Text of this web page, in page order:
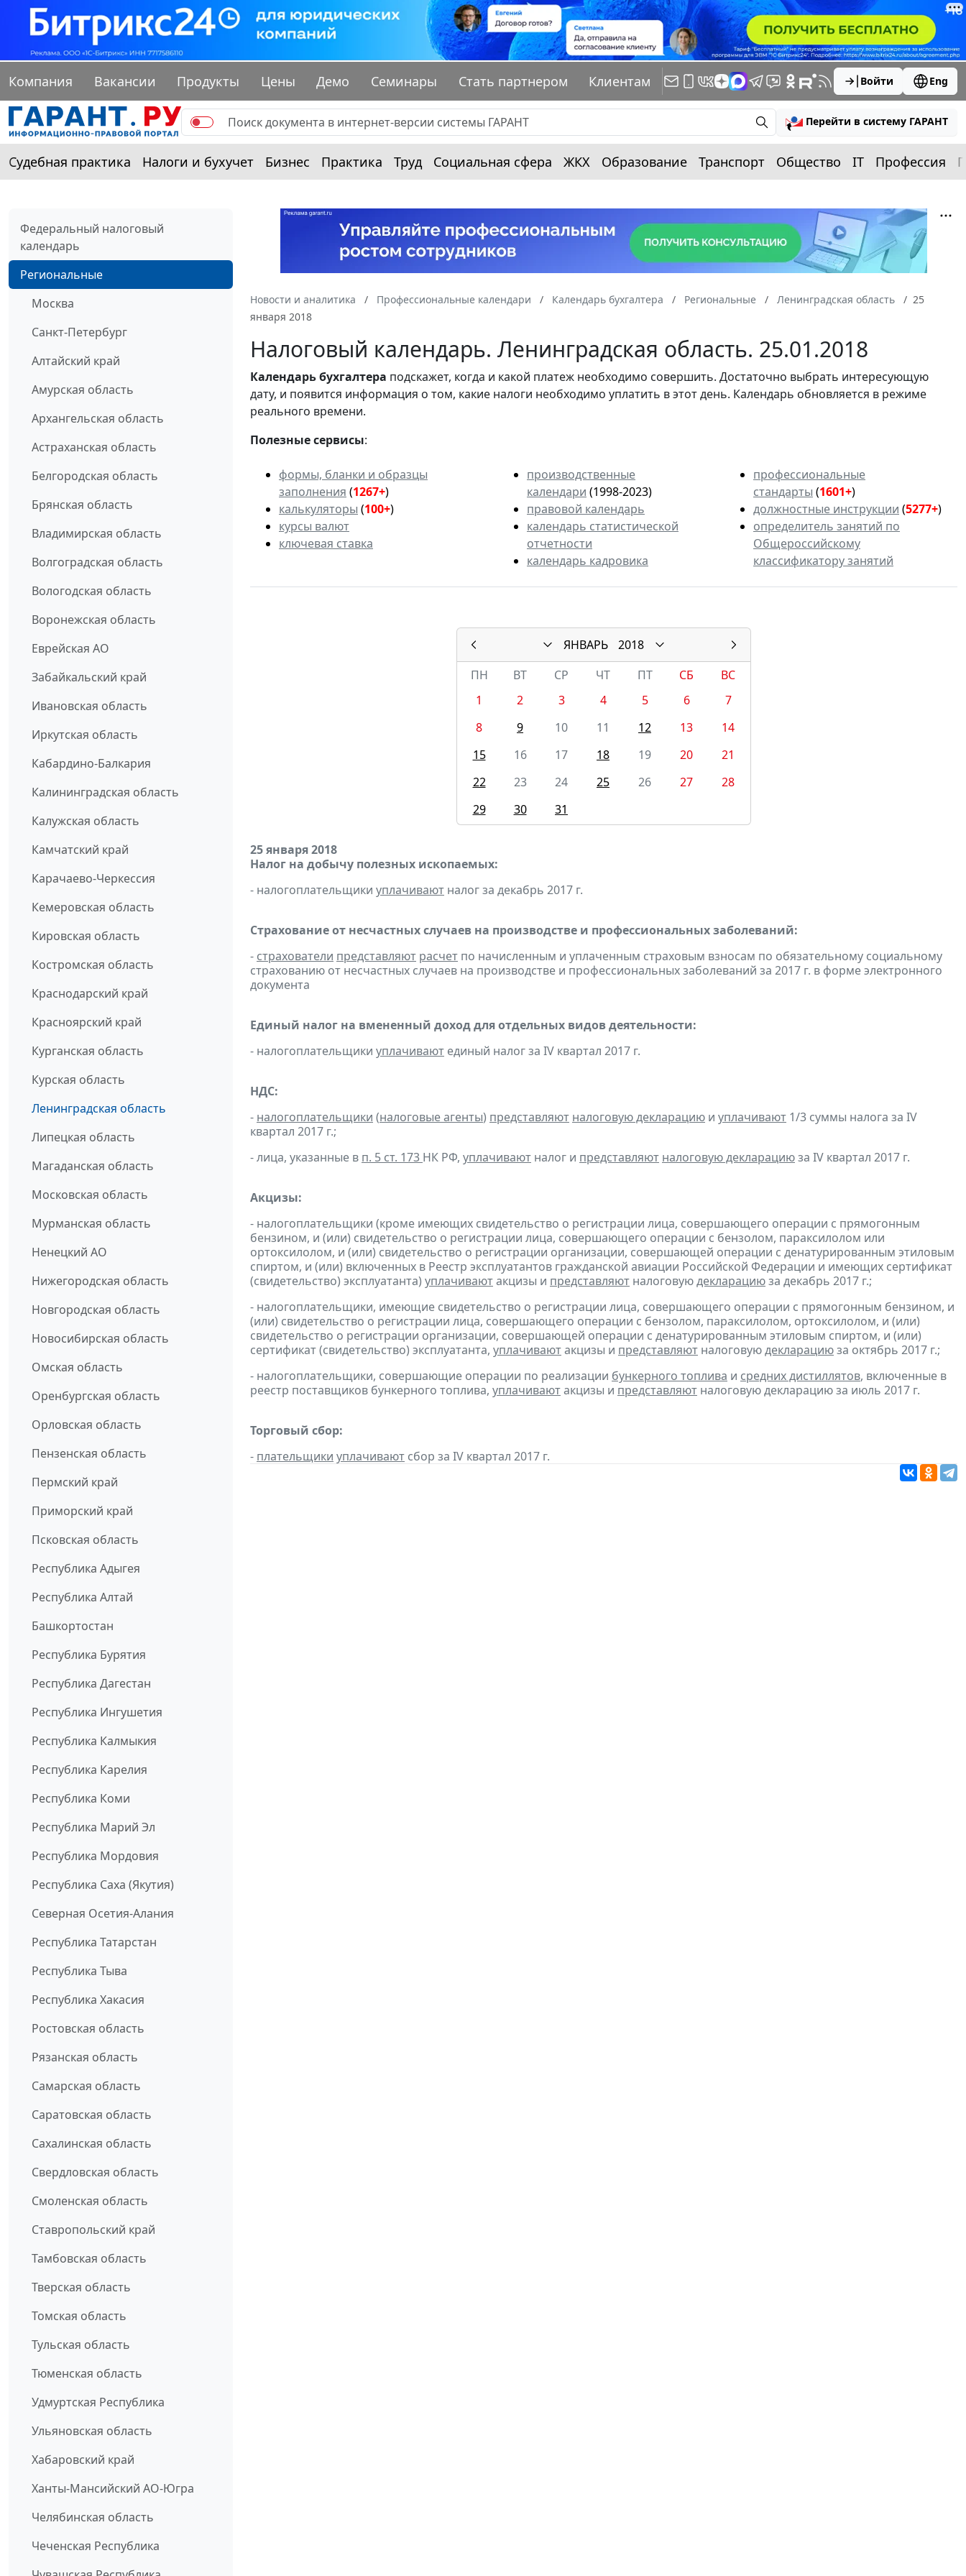
Компания Вакансии Продукты Цены Демо Семинары Стать партнером Клиентам Войти Eng
Перейти в систему ГАРАНТ
Судебная практика Налоги и бухучет Бизнес Практика Труд Социальная сфера ЖКХ Образование Транспорт Общество IT Профессия
Федеральный налоговый
календарь
Региональные
Москва
Санкт-Петербург
Алтайский край
Амурская область
Архангельская область
Астраханская область
Белгородская область
Брянская область
Владимирская область
Волгоградская область
Вологодская область
Воронежская область
Еврейская АО
Забайкальский край
Ивановская область
Иркутская область
Кабардино-Балкария
Калининградская область
Калужская область
Камчатский край
Карачаево-Черкессия
Кемеровская область
Кировская область
Костромская область
Краснодарский край
Красноярский край
Курганская область
Курская область
Ленинградская область
Липецкая область
Магаданская область
Московская область
Мурманская область
Ненецкий АО
Нижегородская область
Новгородская область
Новосибирская область
Омская область
Оренбургская область
Орловская область
Пензенская область
Пермский край
Приморский край
Псковская область
Республика Адыгея
Республика Алтай
Башкортостан
Республика Бурятия
Республика Дагестан
Республика Ингушетия
Республика Калмыкия
Республика Карелия
Республика Коми
Республика Марий Эл
Республика Мордовия
Республика Саха (Якутия)
Северная Осетия-Алания
Республика Татарстан
Республика Тыва
Республика Хакасия
Ростовская область
Рязанская область
Самарская область
Саратовская область
Сахалинская область
Свердловская область
Смоленская область
Ставропольский край
Тамбовская область
Тверская область
Томская область
Тульская область
Тюменская область
Удмуртская Республика
Ульяновская область
Хабаровский край
Ханты-Мансийский АО-Югра
Челябинская область
Чеченская Республика
Новости и аналитика Профессиональные календари Календарь бухгалтера Региональные Ленинградская область
25
января 2018
Налоговый календарь. Ленинградская область. 25.01.2018
Календарьбухгалтера подскажет, когда и какой платеж необходимо совершить. Достаточно выбрать интересующую
дату, и появится информация о том, какие налоги необходимо уплатить в этот день. Календарь обновляется в режиме
реального времени.
Полезные сервисы:
формы, бланки и образцы
заполнения (1267+)
калькуляторы (100+)
курсы валют
ключевая ставка
производственные
календари (1998-2023)
правовой календарь
календарь статистической
отчетности
календарь кадровика
профессиональные
стандарты (1601+)
должностные инструкции (5277+)
определитель занятий по
Общероссийскому
классификатору занятий
ЯНВАРЬ
2018
ПН
ВТ СР ЧТ ПТ СБ
ВС
1
2 3 4 5 6
7
8
9 10 11 12 13
14
15
16 17 18 19 20
21
22
23 24 25 26 27
28
29
30 31
25 января 2018
Налог на добычу полезных ископаемых:
- налогоплательщики уплачивают налог за декабрь 2017 г.
Страхование от несчастных случаев на производстве и профессиональных заболеваний:
- страхователи представляют расчет по начисленным и уплаченным страховым взносам по обязательному социальному
страхованию от несчастных случаев на производстве и профессиональных заболеваний за 2017 г. в форме электронного
документа
Единый налог на вмененный доход для отдельных видов деятельности:
- налогоплательщики уплачивают единый налог за IV квартал 2017 г.
НДС:
- налогоплательщики (налоговые агенты) представляют налоговую декларацию и уплачивают 1/3 суммы налога за IV
квартал 2017 г.;
- лица, указанные в п. 5 ст. 173 НК РФ, уплачивают налог и представляют налоговую декларациюза IV квартал 2017 г.
Акцизы:
- налогоплательщики (кроме имеющих свидетельство о регистрации лица, совершающего операции с прямогонным
бензином, и (или) свидетельство о регистрации лица, совершающего операции с бензолом, параксилолом или
ортоксилолом, и (или) свидетельство о регистрации организации, совершающей операции с денатурированным этиловым
спиртом, и (или) включенных в Реестр эксплуатантов гражданской авиации Российской Федерации и имеющих сертификат
(свидетельство) эксплуатанта) уплачиваютакцизы и представляют налоговуюдекларациюза декабрь 2017 г.;
- налогоплательщики, имеющие свидетельство о регистрации лица, совершающего операции с прямогонным бензином, и
(или) свидетельство о регистрации лица, совершающего операции с бензолом, параксилолом, ортоксилолом, и (или)
свидетельство о регистрации организации, совершающей операции с денатурированным этиловым спиртом, и (или)
сертификат (свидетельство) эксплуатанта, уплачиваютакцизы и представляют налоговуюдекларациюза октябрь 2017 г.;
- налогоплательщики, совершающие операции по реализации бункерного топлива и средних дистиллятов, включенные в
реестр поставщиков бункерного топлива, уплачиваютакцизы и представляют налоговую декларацию за июль 2017 г.
Торговый сбор:
- плательщики уплачивают сбор за IV квартал 2017 г.